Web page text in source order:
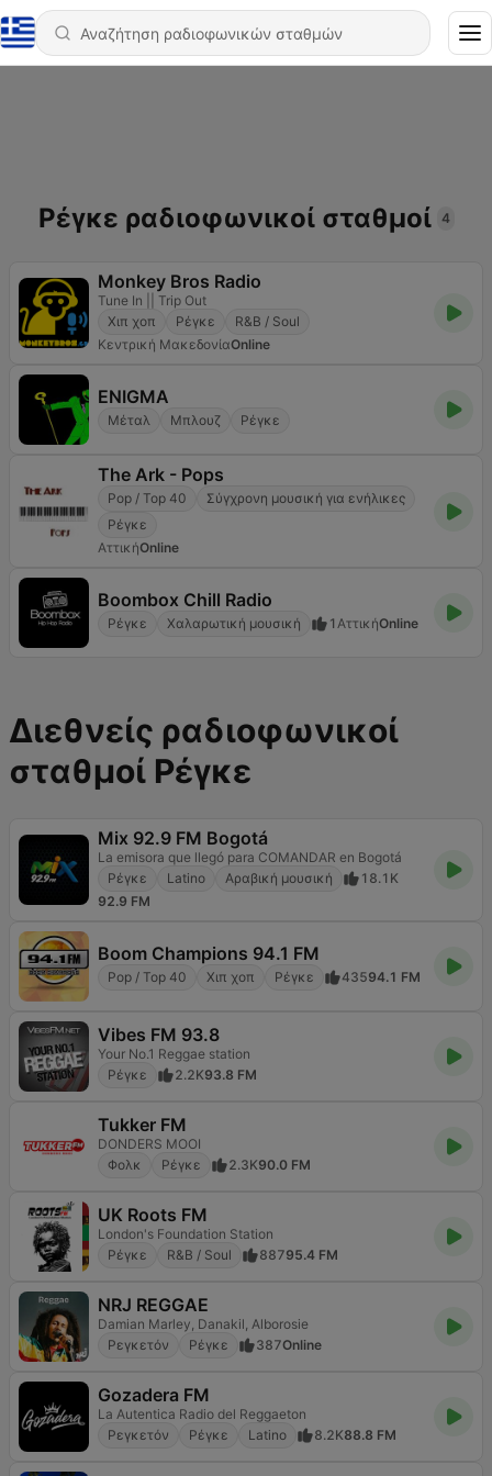
Ρέγκε ραδιοφωνικοί σταθμοί 4
Monkey Bros Radio
Tune In || Trip Out
Χιπ χοπ
Ρέγκε
R&B / Soul
Κεντρική ΜακεδονίαOnline
ENIGMA
Μέταλ Μπλουζ Ρέγκε
The Ark - Pops
Pop / Top 40
Σύγχρονη μουσική για ενήλικες
Ρέγκε
ΑττικήOnline
Boombox Chill Radio
Ρέγκε Χαλαρωτική μουσική 1 ΑττικήOnline
Διεθνείς ραδιοφωνικοί
σταθμοί Ρέγκε
Mix 92.9 FM Bogotá
La emisora que llegó para COMANDAR en Bogotá
Ρέγκε
Latino Αραβική μουσική
18.1K
92.9 FM
Boom Champions 94.1 FM
Pop / Top 40 Χιπ χοπ Ρέγκε 43594.1 FM
Vibes FM 93.8
Your No.1 Reggae station
Ρέγκε
2.2K93.8 FM
Tukker FM
DONDERS MOOI
Φολκ
Ρέγκε 2.3K90.0 FM
UK Roots FM
London's Foundation Station
Ρέγκε
R&B / Soul 88795.4 FM
NRJ REGGAE
Damian Marley, Danakil, Alborosie
Ρεγκετόν
Ρέγκε 387Online
Gozadera FM
La Autentica Radio del Reggaeton
Ρεγκετόν
Ρέγκε Latino 8.2K88.8 FM